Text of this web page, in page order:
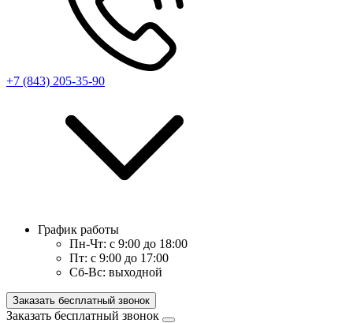
+7 (843) 205-35-90
График работы
Пн-Чт: с 9:00 до 18:00
Пт: с 9:00 до 17:00
Сб-Вс: выходной
Заказать бесплатный звонок
Заказать бесплатный звонок